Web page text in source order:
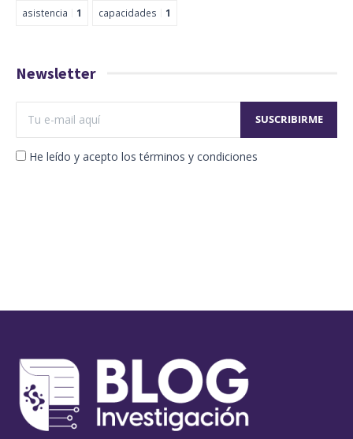
asistencia 1 capacidades 1
Newsletter
He leído y acepto los términos y condiciones